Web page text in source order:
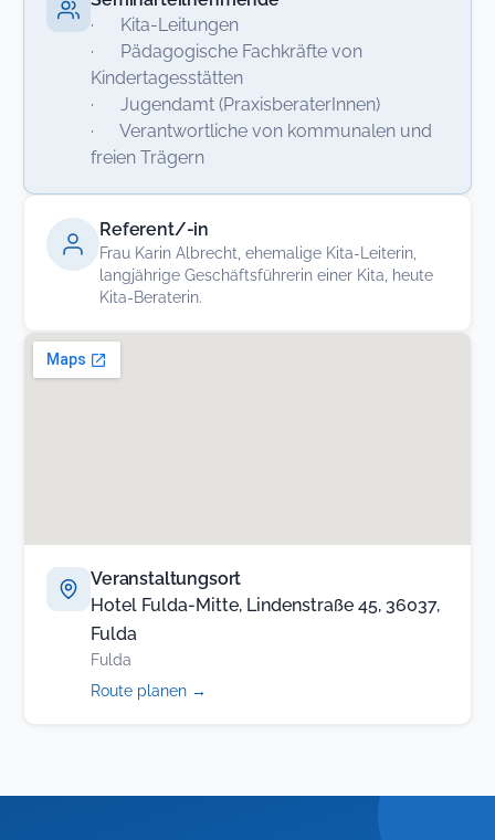
· Kita-Leitungen
· Pädagogische Fachkräfte von
Kindertagesstätten
· Jugendamt (PraxisberaterInnen)
· Verantwortliche von kommunalen und
freien Trägern
Referent/-in
Frau Karin Albrecht, ehemalige Kita-Leiterin,
langjährige Geschäftsführerin einer Kita, heute
Kita-Beraterin.
Veranstaltungsort
Hotel Fulda-Mitte, Lindenstraße 45, 36037,
Fulda
Fulda
Route planen →